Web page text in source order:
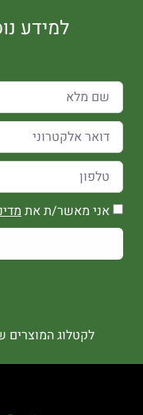
למידע
אני מאשר/ת את
לקטלוג המוצרים